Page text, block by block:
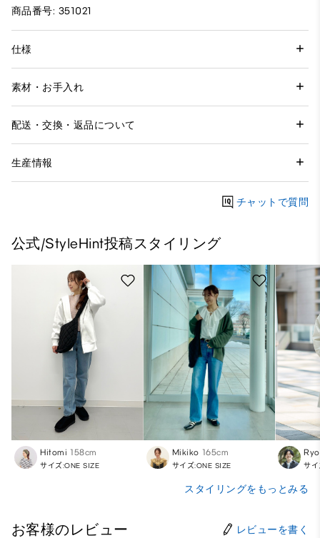
商品番号: 351021
仕様
素材・お手入れ
配送・交換・返品について
生産情報
チャットで質問
公式/StyleHint投稿スタイリング
Hitomi 158cm
サイズ:ONE SIZE
Mikiko 165cm
サイズ:ONE SIZE サ
スタイリングをもっとみる
お客様のレビュー レビューを書く